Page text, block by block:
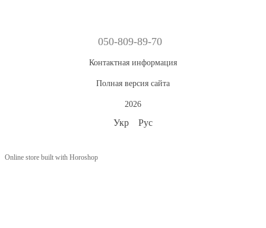
050-809-89-70
Контактная информация
Полная версия сайта
2026
Укр Рус
Online store built with Horoshop